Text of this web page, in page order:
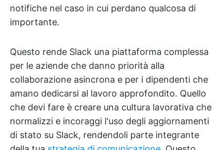
notifiche nel caso in cui perdano qualcosa di
importante.
Questo rende Slack una piattaforma complessa
per le aziende che danno priorità alla
collaborazione asincrona e per i dipendenti che
amano dedicarsi al lavoro approfondito. Quello
che devi fare è creare una cultura lavorativa che
normalizzi e incoraggi l'uso degli aggiornamenti
di stato su Slack, rendendoli parte integrante